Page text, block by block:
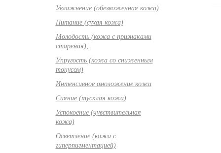
Увлажнение (обезвоженная кожа)
Питание (сухая кожа)
Молодость (кожа с признаками
старения);
Упругость (кожа со сниженным
тонусом)
Интенсивное омоложение кожи
Сияние (тусклая кожа)
Успокоение (чувствительная
кожа)
Осветление (кожа с
гиперпигментацией)